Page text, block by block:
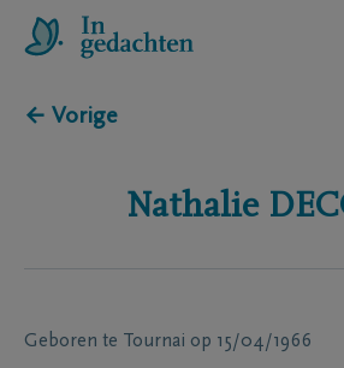
← Vorige
Nathalie
Geboren te Tournai op 15/04/1966